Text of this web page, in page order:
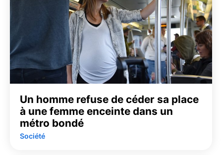
Un homme refuse de céder sa place
à une femme enceinte dans un
métro bondé
Société